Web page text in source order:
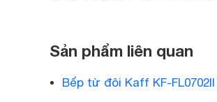
Sản phẩm liên quan
Bếp từ đôi Kaff KF-